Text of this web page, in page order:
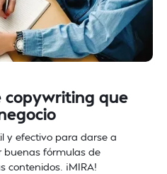
copywriting que
y efectivo para darse a
buenas fórmulas de
¡MIRA!